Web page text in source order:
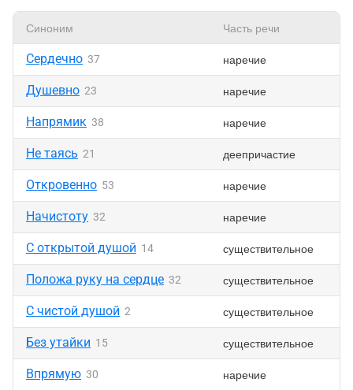
Синоним Часть речи
Сердечно 37 наречие
Душевно 23 наречие
Напрямик 38 наречие
Не таясь 21 деепричастие
Откровенно 53 наречие
Начистоту 32 наречие
С открытой душой 14 существительное
Положа руку на сердце 32 существительное
С чистой душой 2 существительное
Без утайки 15 существительное
Впрямую 30 наречие